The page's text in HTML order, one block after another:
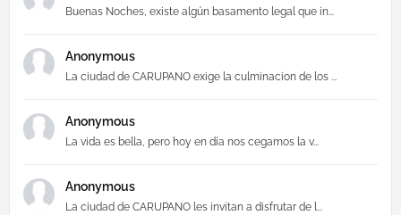
Buenas Noches, existe algún basamento legal que in...
Anonymous
La ciudad de CARUPANO exige la culminacion de los ...
Anonymous
La vida es bella, pero hoy en día nos cegamos la v...
Anonymous
La ciudad de CARUPANO les invitan a disfrutar de l...